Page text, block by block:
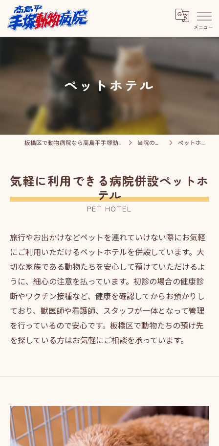
ペットホテル
当院の特徴 ペットホテル
気軽に利用できる病院併設ペットホ
テル
PET HOTEL
旅行やお出かけなどペットを連れていけない際にお気軽
にご利用いただけるペットホテルを併設しています。大
切な家族である動物たちを安心して預けていただけるよ
うに、細心の注意を払っています。初診の場合の健康診
断やワクチン接種など、健康を確認してからお預かりし
ており、獣医師や看護師、スタッフが一体となって管理
を行っているので安心です。板橋区で動物たちの預け先
を探している方はお気軽にご相談を承っています。